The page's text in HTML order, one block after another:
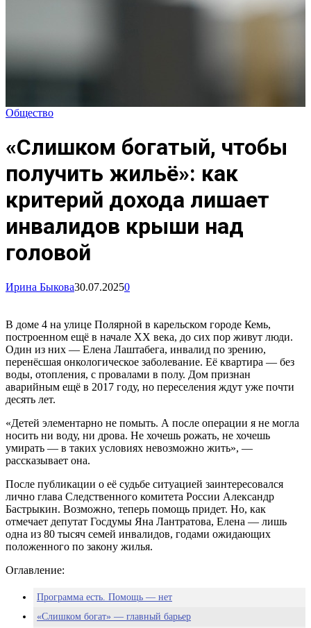
Общество
«Слишком богатый, чтобы
получить жильё»: как
критерий дохода лишает
инвалидов крыши над
головой
Ирина Быкова30.07.20250
В доме 4 на улице Полярной в карельском городе Кемь,
построенном ещё в начале XX века, до сих пор живут люди.
Один из них — Елена Лаштабега, инвалид по зрению,
перенёсшая онкологическое заболевание. Её квартира — без
воды, отопления, с провалами в полу. Дом признан
аварийным ещё в 2017 году, но переселения ждут уже почти
десять лет.
«Детей элементарно не помыть. А после операции я не могла
носить ни воду, ни дрова. Не хочешь рожать, не хочешь
умирать — в таких условиях невозможно жить», —
рассказывает она.
После публикации о её судьбе ситуацией заинтересовался
лично глава Следственного комитета России Александр
Бастрыкин. Возможно, теперь помощь придет. Но, как
отмечает депутат Госдумы Яна Лантратова, Елена — лишь
одна из 80 тысяч семей инвалидов, годами ожидающих
положенного по закону жилья.
Оглавление:
Программа есть. Помощь — нет
«Слишком богат» — главный барьер